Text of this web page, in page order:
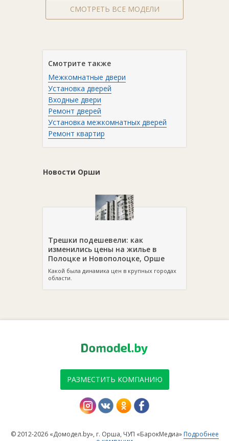
СМОТРЕТЬ ВСЕ МОДЕЛИ
Смотрите также
Межкомнатные двери
Установка дверей
Входные двери
Ремонт дверей
Установка межкомнатных дверей
Ремонт квартир
Новости Орши
Трешки подешевели: как
изменились цены на жилье в
Полоцке и Новополоцке, Орше
Какой была динамика цен в крупных городах
области.
РАЗМЕСТИТЬ КОМПАНИЮ
© 2012-2026 «Домодел.by», г. Орша, ЧУП «БарокМедиа» Подробнее